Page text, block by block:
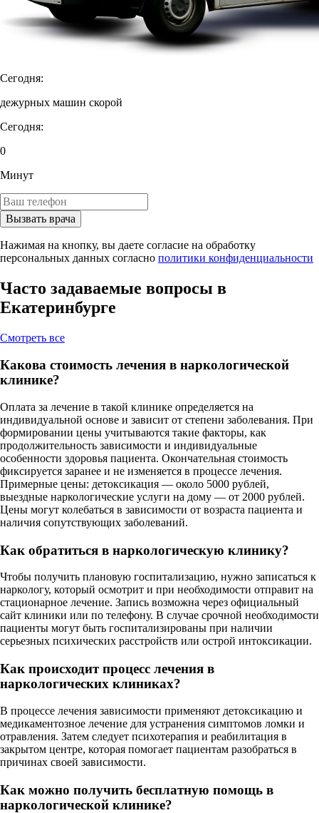
Сегодня:
дежурных машин скорой
Сегодня:
0
Минут
Вызвать врача
Нажимая на кнопку, вы даете согласие на обработку
персональных данных согласно политики конфиденциальности
Часто задаваемые вопросы в
Екатеринбурге
Cмотреть все
Какова стоимость лечения в наркологической
клинике?
Оплата за лечение в такой клинике определяется на
индивидуальной основе и зависит от степени заболевания. При
формировании цены учитываются такие факторы, как
продолжительность зависимости и индивидуальные
особенности здоровья пациента. Окончательная стоимость
фиксируется заранее и не изменяется в процессе лечения.
Примерные цены: детоксикация — около 5000 рублей,
выездные наркологические услуги на дому — от 2000 рублей.
Цены могут колебаться в зависимости от возраста пациента и
наличия сопутствующих заболеваний.
Как обратиться в наркологическую клинику?
Чтобы получить плановую госпитализацию, нужно записаться к
наркологу, который осмотрит и при необходимости отправит на
стационарное лечение. Запись возможна через официальный
сайт клиники или по телефону. В случае срочной необходимости
пациенты могут быть госпитализированы при наличии
серьезных психических расстройств или острой интоксикации.
Как происходит процесс лечения в
наркологических клиниках?
В процессе лечения зависимости применяют детоксикацию и
медикаментозное лечение для устранения симптомов ломки и
отравления. Затем следует психотерапия и реабилитация в
закрытом центре, которая помогает пациентам разобраться в
причинах своей зависимости.
Как можно получить бесплатную помощь в
наркологической клинике?